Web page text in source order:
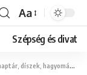
Font
Resizer
Aa
Szépség és divat
díszek, hagyományok